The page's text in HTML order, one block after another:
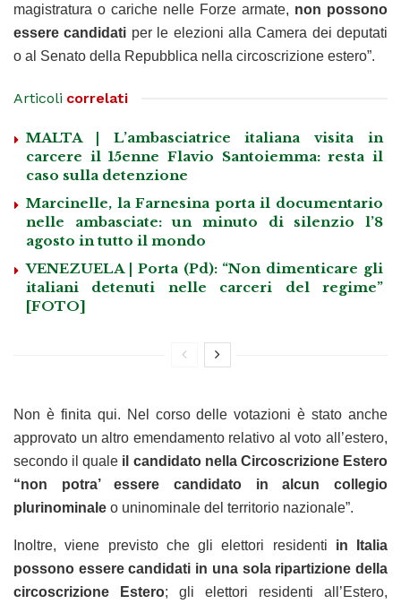
magistratura o cariche nelle Forze armate, non possono
essere candidati per le elezioni alla Camera dei deputati
o al Senato della Repubblica nella circoscrizione estero”.
Articoli correlati
MALTA | L’ambasciatrice italiana visita in
carcere il 15enne Flavio Santoiemma: resta il
caso sulla detenzione
Marcinelle, la Farnesina porta il documentario
nelle ambasciate: un minuto di silenzio l’8
agosto in tutto il mondo
VENEZUELA | Porta (Pd): “Non dimenticare gli
italiani detenuti nelle carceri del regime”
[FOTO]
Non è finita qui. Nel corso delle votazioni è stato anche
approvato un altro emendamento relativo al voto all’estero,
secondo il quale il candidato nella Circoscrizione Estero
“non potra’ essere candidato in alcun collegio
plurinominale o uninominale del territorio nazionale”.
Inoltre, viene previsto che gli elettori residenti in Italia
possono essere candidati in una sola ripartizione della
circoscrizione Estero; gli elettori residenti all’Estero,